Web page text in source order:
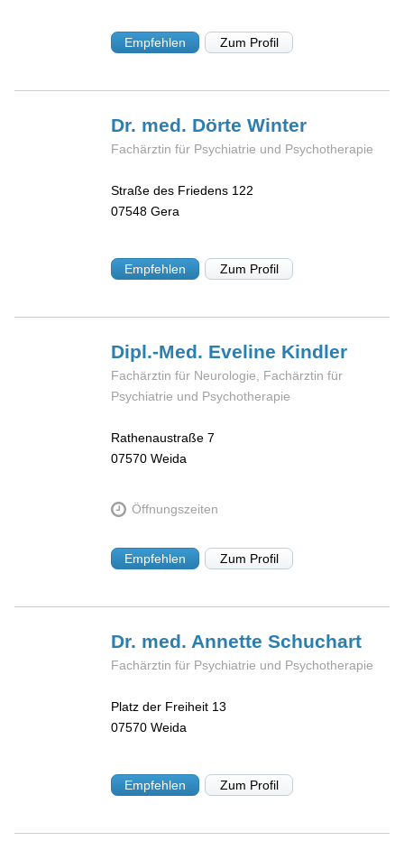
Empfehlen Zum Profil
Dr. med. DörteWinter
Fachärztin für Psychiatrie und Psychotherapie
Straße des Friedens 122
07548 Gera
Empfehlen Zum Profil
Dipl.-Med. Eveline Kindler
Fachärztin für Neurologie, Fachärztin für
Psychiatrie und Psychotherapie
Rathenaustraße 7
07570 Weida
Öffnungszeiten
Empfehlen Zum Profil
Dr. med. AnnetteSchuchart
Fachärztin für Psychiatrie und Psychotherapie
Platz der Freiheit 13
07570 Weida
Empfehlen Zum Profil